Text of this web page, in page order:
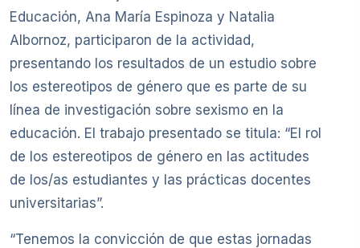
Educación, Ana María Espinoza y Natalia
Albornoz, participaron de la actividad,
presentando los resultados de un estudio sobre
los estereotipos de género que es parte de su
línea de investigación sobre sexismo en la
educación. El trabajo presentado se titula: “El rol
de los estereotipos de género en las actitudes
de los/as estudiantes y las prácticas docentes
universitarias”.
“Tenemos la convicción de que estas jornadas